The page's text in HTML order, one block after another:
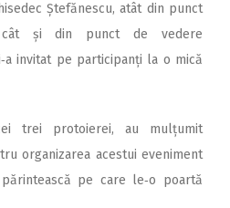
Ștefănescu, atât din punct
cât și din punct de vedere
invitat pe participanți la o mică
trei protoierei, au mulțumit
or­ganizarea acestui eveniment
pe care le‑o poartă